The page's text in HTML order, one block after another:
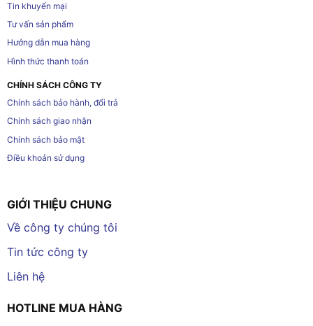
Tin khuyến mại
Tư vấn sản phẩm
Hướng dẫn mua hàng
Hình thức thanh toán
CHÍNH SÁCH CÔNG TY
Chính sách bảo hành, đổi trả
Chính sách giao nhận
Chính sách bảo mật
Điều khoản sử dụng
GIỚI THIỆU CHUNG
Về công ty chúng tôi
Tin tức công ty
Liên hệ
HOTLINE MUA HÀNG